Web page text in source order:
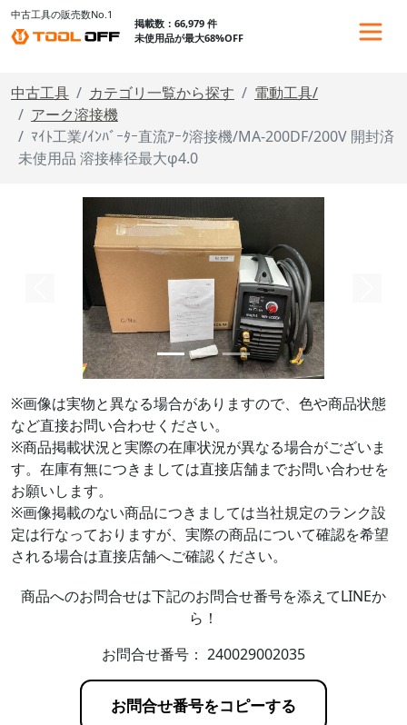
中古工具の販売数No.1
掲載数：66,979 件
未使用品が最大68%OFF
中古工具 カテゴリ一覧から探す
電動工具/
アーク溶接機
ﾏｲﾄ工業/ｲﾝﾊﾞｰﾀｰ直流ｱｰｸ溶接機/MA-200DF/200V 開封済
未使用品 溶接棒径最大φ4.0
※画像は実物と異なる場合がありますので、色や商品状態
など直接お問い合わせください。
※商品掲載状況と実際の在庫状況が異なる場合がございま
す。在庫有無につきましては直接店舗までお問い合わせを
お願いします。
※画像掲載のない商品につきましては当社規定のランク設
定は行なっておりますが、実際の商品について確認を希望
される場合は直接店舗へご確認ください。
商品へのお問合せは下記のお問合せ番号を添えてLINEか
ら！
お問合せ番号： 240029002035
お問合せ番号をコピーする